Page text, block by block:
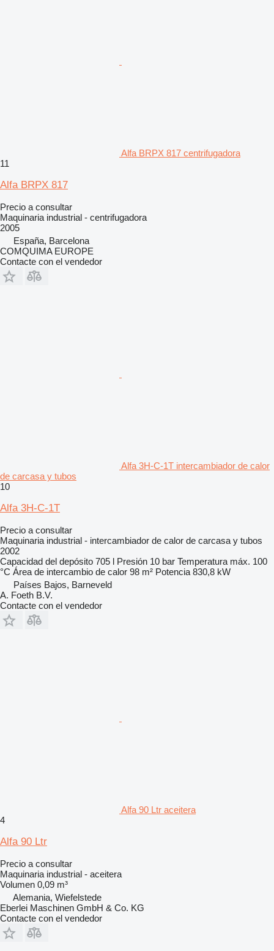
Alfa BRPX 817 centrifugadora
11
Alfa BRPX 817
Precio a consultar
Maquinaria industrial - centrifugadora
2005
España, Barcelona
COMQUIMA EUROPE
Contacte con el vendedor
Alfa 3H-C-1T intercambiador de calor
de carcasa y tubos
10
Alfa 3H-C-1T
Precio a consultar
Maquinaria industrial - intercambiador de calor de carcasa y tubos
2002
Capacidad del depósito 705 l Presión 10 bar Temperatura máx. 100
°C Área de intercambio de calor 98 m² Potencia 830,8 kW
Países Bajos, Barneveld
A. Foeth B.V.
Contacte con el vendedor
Alfa 90 Ltr aceitera
4
Alfa 90 Ltr
Precio a consultar
Maquinaria industrial - aceitera
Volumen 0,09 m³
Alemania, Wiefelstede
Eberlei Maschinen GmbH & Co. KG
Contacte con el vendedor